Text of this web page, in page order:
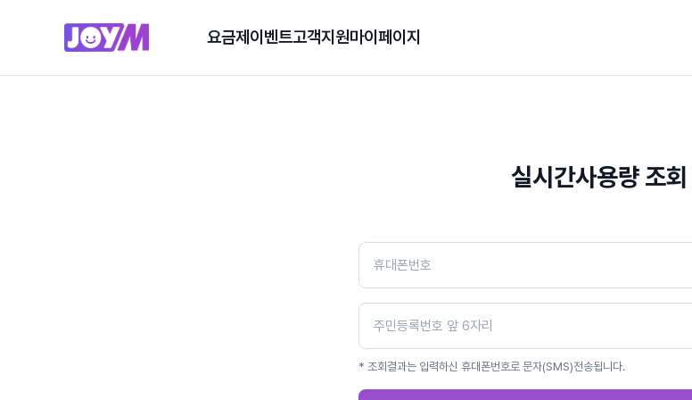
요금제 이벤트고객지원마이페이지
실시간사용량 조회
* 조회결과는 입력하신 휴대폰번호로 문자(SMS)전송됩니다.